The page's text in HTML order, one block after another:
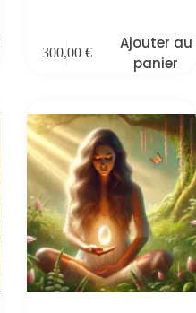
300,00 €
Ajouter au
panier